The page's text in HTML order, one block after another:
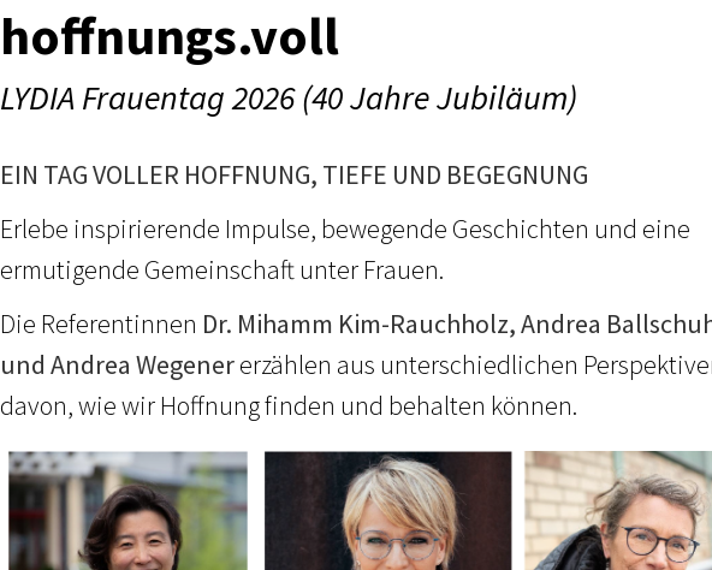
hoffnungs.voll
LYDIA Frauentag 2026 (40 Jahre Jubiläum)
EIN TAG VOLLER HOFFNUNG, TIEFE UND BEGEGNUNG
Erlebe inspirierende Impulse, bewegende Geschichten und eine
ermutigende Gemeinschaft unter Frauen.
Die Referentinnen Dr. Mihamm Kim-Rauchholz, Andrea
und Andrea Wegenererzählen aus unterschiedlichen
davon, wie wir Hoffnung finden und behalten können.